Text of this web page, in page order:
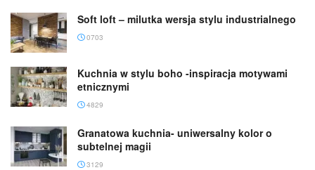
Soft loft – milutka wersja stylu industrialnego
0703
Kuchnia w stylu boho -inspiracja motywami
etnicznymi
4829
Granatowa kuchnia- uniwersalny kolor o
subtelnej magii
3129